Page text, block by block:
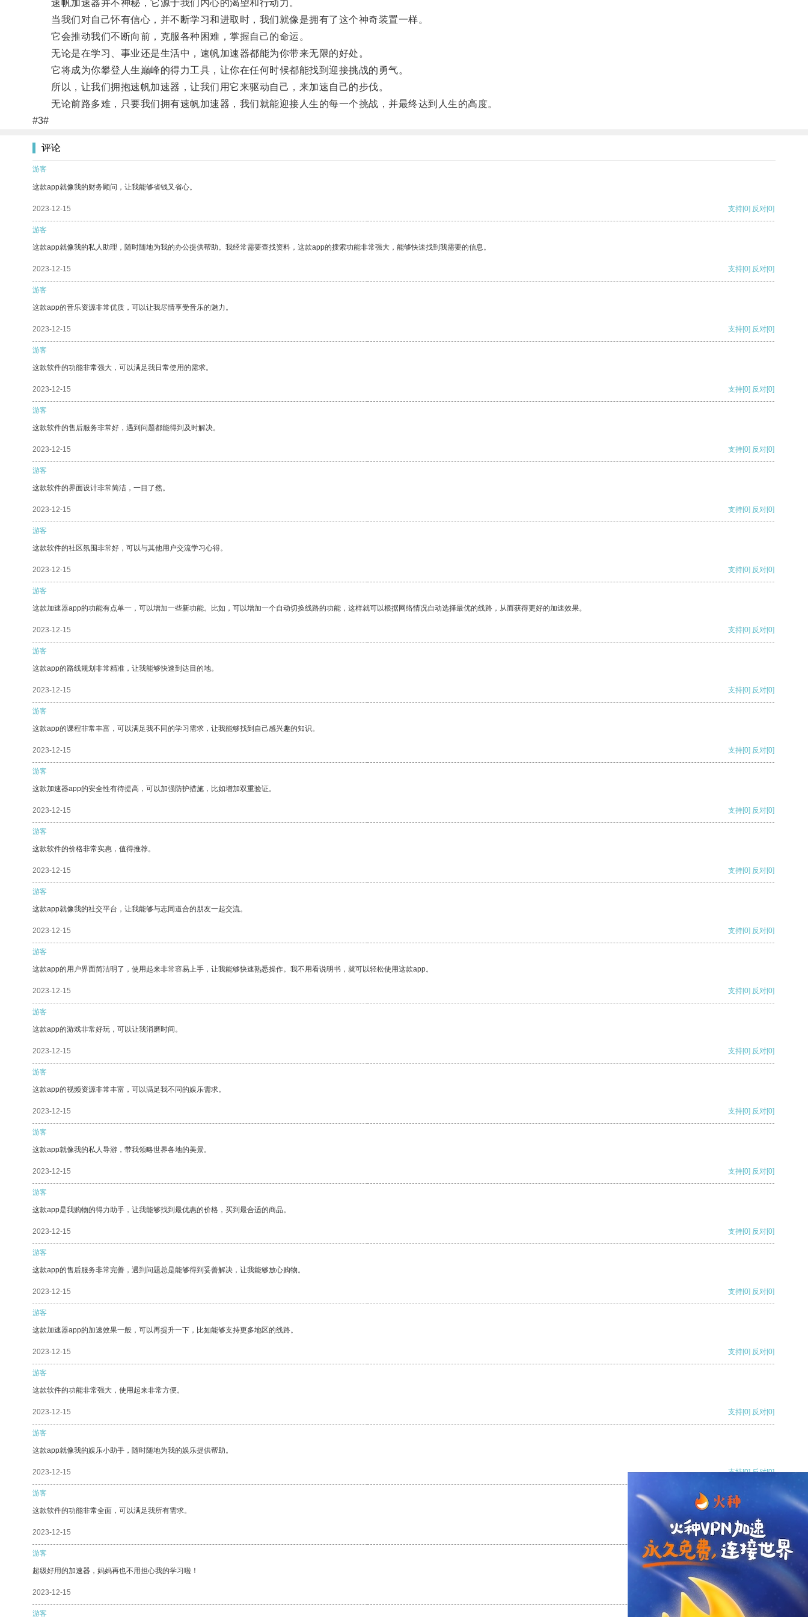
速帆加速器并不神秘，它源于我们内心的渴望和行动力。
当我们对自己怀有信心，并不断学习和进取时，我们就像是拥有了这个神奇装置一样。
它会推动我们不断向前，克服各种困难，掌握自己的命运。
无论是在学习、事业还是生活中，速帆加速器都能为你带来无限的好处。
它将成为你攀登人生巅峰的得力工具，让你在任何时候都能找到迎接挑战的勇气。
所以，让我们拥抱速帆加速器，让我们用它来驱动自己，来加速自己的步伐。
无论前路多难，只要我们拥有速帆加速器，我们就能迎接人生的每一个挑战，并最终达到人生的高度。
#3#
评论
游客
这款app就像我的财务顾问，让我能够省钱又省心。
2023-12-15 支持[0] 反对[0]
游客
这款app就像我的私人助理，随时随地为我的办公提供帮助。我经常需要查找资料，这款app的搜索功能非常强大，能够快速找到我需要的信息。
2023-12-15 支持[0] 反对[0]
游客
这款app的音乐资源非常优质，可以让我尽情享受音乐的魅力。
2023-12-15 支持[0] 反对[0]
游客
这款软件的功能非常强大，可以满足我日常使用的需求。
2023-12-15 支持[0] 反对[0]
游客
这款软件的售后服务非常好，遇到问题都能得到及时解决。
2023-12-15 支持[0] 反对[0]
游客
这款软件的界面设计非常简洁，一目了然。
2023-12-15 支持[0] 反对[0]
游客
这款软件的社区氛围非常好，可以与其他用户交流学习心得。
2023-12-15 支持[0] 反对[0]
游客
这款加速器app的功能有点单一，可以增加一些新功能。比如，可以增加一个自动切换线路的功能，这样就可以根据网络情况自动选择最优的线路，从而获得更好的加速效果。
2023-12-15 支持[0] 反对[0]
游客
这款app的路线规划非常精准，让我能够快速到达目的地。
2023-12-15 支持[0] 反对[0]
游客
这款app的课程非常丰富，可以满足我不同的学习需求，让我能够找到自己感兴趣的知识。
2023-12-15 支持[0] 反对[0]
游客
这款加速器app的安全性有待提高，可以加强防护措施，比如增加双重验证。
2023-12-15 支持[0] 反对[0]
游客
这款软件的价格非常实惠，值得推荐。
2023-12-15 支持[0] 反对[0]
游客
这款app就像我的社交平台，让我能够与志同道合的朋友一起交流。
2023-12-15 支持[0] 反对[0]
游客
这款app的用户界面简洁明了，使用起来非常容易上手，让我能够快速熟悉操作。我不用看说明书，就可以轻松使用这款app。
2023-12-15 支持[0] 反对[0]
游客
这款app的游戏非常好玩，可以让我消磨时间。
2023-12-15 支持[0] 反对[0]
游客
这款app的视频资源非常丰富，可以满足我不同的娱乐需求。
2023-12-15 支持[0] 反对[0]
游客
这款app就像我的私人导游，带我领略世界各地的美景。
2023-12-15 支持[0] 反对[0]
游客
这款app是我购物的得力助手，让我能够找到最优惠的价格，买到最合适的商品。
2023-12-15 支持[0] 反对[0]
游客
这款app的售后服务非常完善，遇到问题总是能够得到妥善解决，让我能够放心购物。
2023-12-15 支持[0] 反对[0]
游客
这款加速器app的加速效果一般，可以再提升一下，比如能够支持更多地区的线路。
2023-12-15 支持[0] 反对[0]
游客
这款软件的功能非常强大，使用起来非常方便。
2023-12-15 支持[0] 反对[0]
游客
这款app就像我的娱乐小助手，随时随地为我的娱乐提供帮助。
2023-12-15 支持[0] 反对[0]
游客
这款软件的功能非常全面，可以满足我所有需求。
2023-12-15 支持[0] 反对
游客
超级好用的加速器，妈妈再也不用担心我的学习啦！
2023-12-15 支持
游客